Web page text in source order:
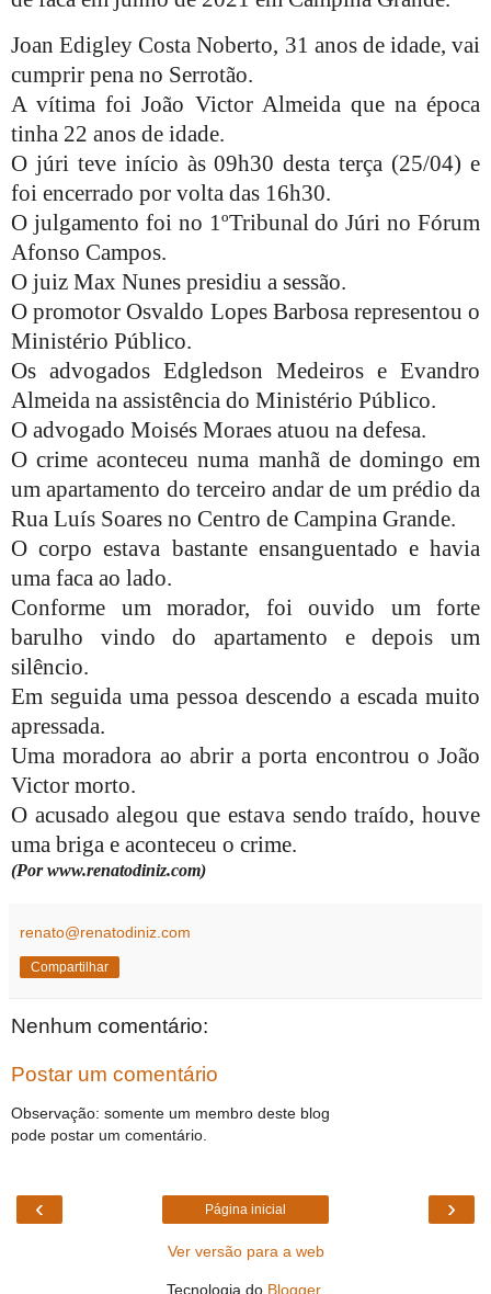
Joan Edigley Costa Noberto, 31 anos de idade, vai
cumprir pena no Serrotão.
A vítima foi João Victor Almeida que na época
tinha 22 anos de idade.
O júri teve início às 09h30 desta terça (25/04) e
foi encerrado por volta das 16h30.
O julgamento foi no 1ºTribunal do Júri no Fórum
Afonso Campos.
O juiz Max Nunes presidiu a sessão.
O promotor Osvaldo Lopes Barbosa representou o
Ministério Público.
Os advogados Edgledson Medeiros e Evandro
Almeida na assistência do Ministério Público.
O advogado Moisés Moraes atuou na defesa.
O crime aconteceu numa manhã de domingo em
um apartamento do terceiro andar de um prédio da
Rua Luís Soares no Centro de Campina Grande.
O corpo estava bastante ensanguentado e havia
uma faca ao lado.
Conforme um morador, foi ouvido um forte
barulho vindo do apartamento e depois um
silêncio.
Em seguida uma pessoa descendo a escada muito
apressada.
Uma moradora ao abrir a porta encontrou o João
Victor morto.
O acusado alegou que estava sendo traído, houve
uma briga e aconteceu o crime.
(Por www.renatodiniz.com)
renato@renatodiniz.com
Compartilhar
Nenhum comentário:
Postar um comentário
Observação: somente um membro deste blog
pode postar um comentário.
‹ ›
Página inicial
Ver versão para a web
Tecnologia do Blogger.